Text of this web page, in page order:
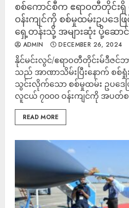
စစ်ကောင်စီက ဧရာဝတီတိုင်း
ဝန်းကျင်ကို စစ်မှုထမ်းဥပဒေဖ
ရှေ့တန်းသို့ အများဆုံး ပို့ဆော
ADMIN DECEMBER 26, 2024
နိုင်မင်းလွင်/ဧရာဝတီတိုင်းမ်ဒီဇင်
သည် အာဏာသိမ်းပြီးနောက် စ
သွင်းလိုက်သော စစ်မှုထမ်း ဥပဒေ
လူငယ် ၇၀၀၀ ဝန်းကျင်ကို အပတ်
READ MORE